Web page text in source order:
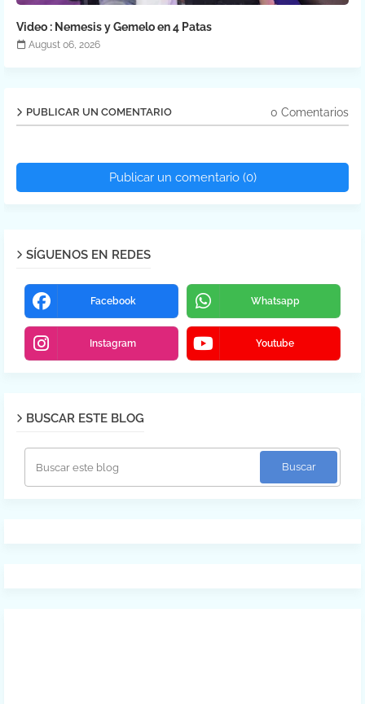
Video : Nemesis y Gemelo en 4 Patas
August 06, 2026
PUBLICAR UN COMENTARIO 0 Comentarios
Publicar un comentario (0)
SÍGUENOS EN REDES
Facebook Whatsapp
Instagram Youtube
BUSCAR ESTE BLOG